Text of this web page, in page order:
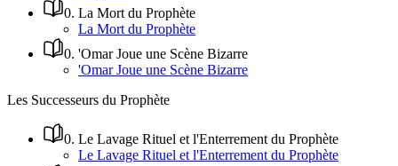
0. La Mort du Prophète
La Mort du Prophète
0. 'Omar Joue une Scène Bizarre
'Omar Joue une Scène Bizarre
Les Successeurs du Prophète
0. Le Lavage Rituel et l'Enterrement du Prophète
Le Lavage Rituel et l'Enterrement du Prophète